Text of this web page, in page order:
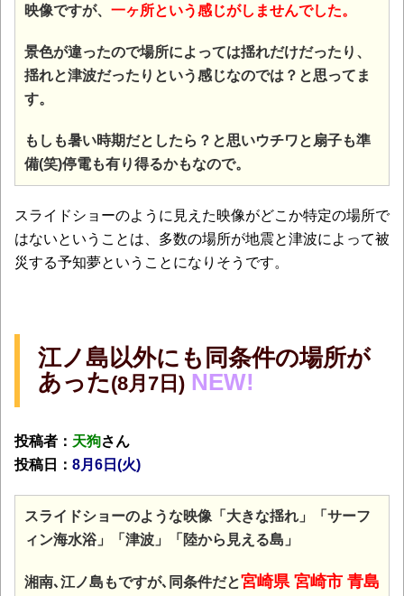
映像ですが、 一ヶ所という感じがしませんでした。
景色が違ったので場所によっては揺れだけだったり、
揺れと津波だったりという感じなのでは？と思ってま
す。
もしも暑い時期だとしたら？と思いウチワと扇子も準
備(笑)停電も有り得るかもなので。
スライドショーのように見えた映像がどこか特定の場所で
はないということは、多数の場所が地震と津波によって被
災する予知夢ということになりそうです。
江ノ島以外にも同条件の場所が
あった(8月7日) NEW!
投稿者： 天狗さん
投稿日： 8月6日(火)
スライドショーのような映像「大きな揺れ」「サーフ
ィン海水浴」「津波」「陸から見える島」
湘南､江ノ島もですが､同条件だと宮崎県 宮崎市 青島